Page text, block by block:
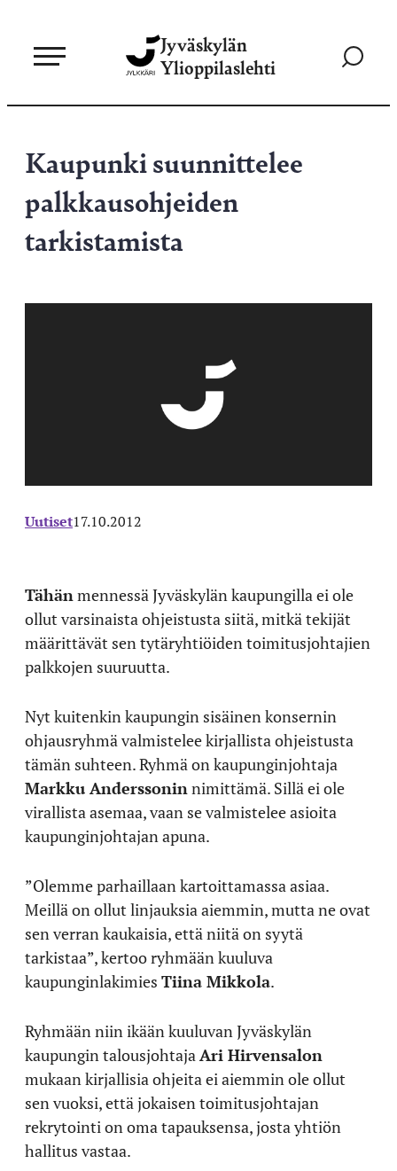
sisältöön
Jyväskylän
Ylioppilaslehti
Siirry
Kaupunki suunnittelee
palkkausohjeiden
tarkistamista
Uutiset17.10.2012
Tähän mennessä Jyväskylän kaupungilla ei ole
ollut varsinaista ohjeistusta siitä, mitkä tekijät
määrittävät sen tytäryhtiöiden toimitusjohtajien
palkkojen suuruutta.
Nyt kuitenkin kaupungin sisäinen konsernin
ohjausryhmä valmistelee kirjallista ohjeistusta
tämän suhteen. Ryhmä on kaupunginjohtaja
Markku Anderssonin nimittämä. Sillä ei ole
virallista asemaa, vaan se valmistelee asioita
kaupunginjohtajan apuna.
”Olemme parhaillaan kartoittamassa asiaa.
Meillä on ollut linjauksia aiemmin, mutta ne ovat
sen verran kaukaisia, että niitä on syytä
tarkistaa”, kertoo ryhmään kuuluva
kaupunginlakimies Tiina Mikkola.
Ryhmään niin ikään kuuluvan Jyväskylän
kaupungin talousjohtaja Ari Hirvensalon
mukaan kirjallisia ohjeita ei aiemmin ole ollut
sen vuoksi, että jokaisen toimitusjohtajan
rekrytointi on oma tapauksensa, josta yhtiön
hallitus vastaa.